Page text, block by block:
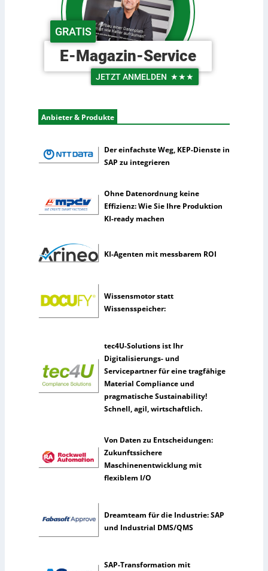
n
d
e
r
L
o
s
t
s
c
h
e
U
n
r
n
m
n
u
e
n
l
k
ü
i
c
n
e
GRATIS
E-Magazin-Service
JETZT ANMELDEN ★★★
Anbieter & Produkte
Der einfachste Weg, KEP-Dienste in
SAP zu integrieren
Ohne Datenordnung keine
Effizienz: Wie Sie Ihre Produktion
KI-ready machen
KI-Agenten mit messbarem ROI
Wissensmotor statt
Wissensspeicher:
tec4U-Solutions ist Ihr
Digitalisierungs- und
Servicepartner für eine tragfähige
Material Compliance und
pragmatische Sustainability!
Schnell, agil, wirtschaftlich.
Von Daten zu Entscheidungen:
Zukunftssichere
Maschinenentwicklung mit
flexiblem I/O
Dreamteam für die Industrie: SAP
und Industrial DMS/QMS
SAP-Transformation mit